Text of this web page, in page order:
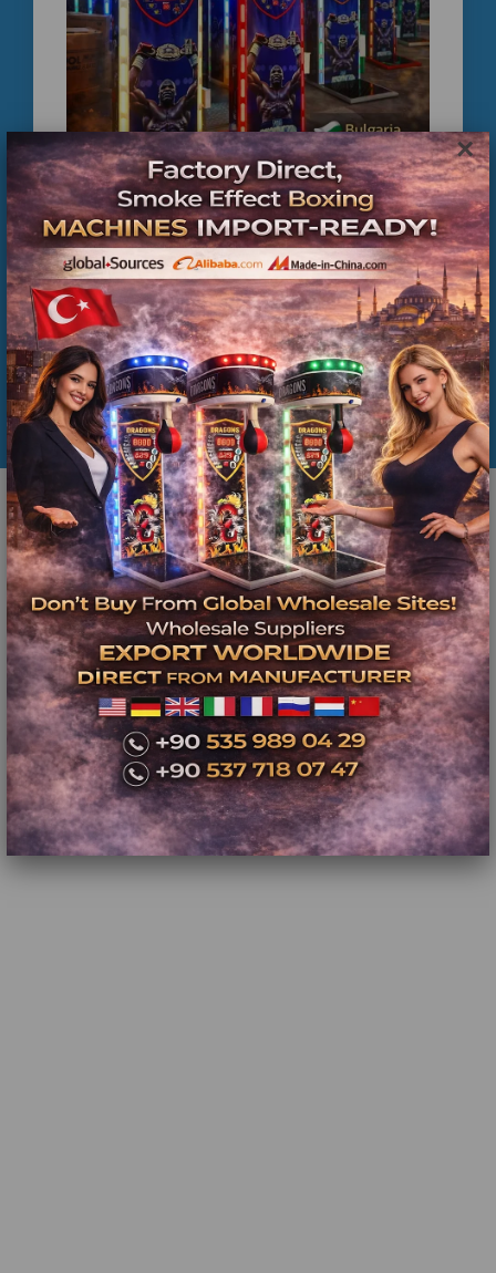
×
Smoke Effect Boxing Machine Supplier | Balkan
Countries Arcade Boxing Machine